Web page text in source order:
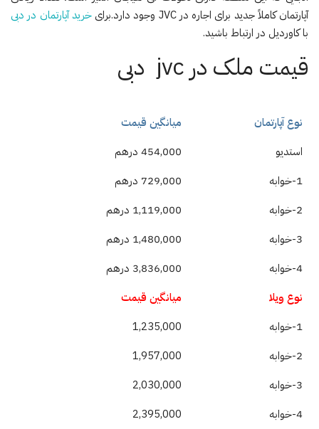
آپارتمان کاملاً جدید برای اجاره در JVC وجود دارد.برای
خرید آپارتمان در دبی
با کاوردیل در ارتباط باشید.
قیمت ملک در jvc دبی
نوع آپارتمان
میانگین قیمت
استدیو
454,000 درهم
1-خوابه
729,000 درهم
2-خوابه
1,119,000 درهم
3-خوابه
1,480,000 درهم
4-خوابه
3,836,000 درهم
نوع ویلا
میانگین قیمت
1-خوابه
1,235,000
2-خوابه
1,957,000
3-خوابه
2,030,000
4-خوابه
2,395,000